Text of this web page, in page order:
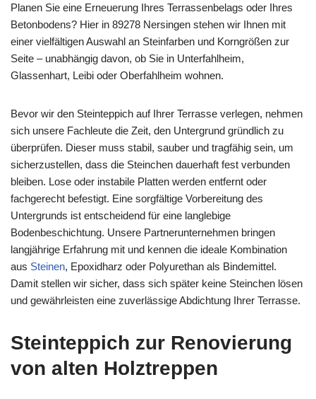
Planen Sie eine Erneuerung Ihres Terrassenbelags oder Ihres
Betonbodens? Hier in 89278 Nersingen stehen wir Ihnen mit
einer vielfältigen Auswahl an Steinfarben und Korngrößen zur
Seite – unabhängig davon, ob Sie in Unterfahlheim,
Glassenhart, Leibi oder Oberfahlheim wohnen.
Bevor wir den Steinteppich auf Ihrer Terrasse verlegen, nehmen
sich unsere Fachleute die Zeit, den Untergrund gründlich zu
überprüfen. Dieser muss stabil, sauber und tragfähig sein, um
sicherzustellen, dass die Steinchen dauerhaft fest verbunden
bleiben. Lose oder instabile Platten werden entfernt oder
fachgerecht befestigt. Eine sorgfältige Vorbereitung des
Untergrunds ist entscheidend für eine langlebige
Bodenbeschichtung. Unsere Partnerunternehmen bringen
langjährige Erfahrung mit und kennen die ideale Kombination
aus Steinen, Epoxidharz oder Polyurethan als Bindemittel.
Damit stellen wir sicher, dass sich später keine Steinchen lösen
und gewährleisten eine zuverlässige Abdichtung Ihrer Terrasse.
Steinteppich zur Renovierung
von alten Holztreppen